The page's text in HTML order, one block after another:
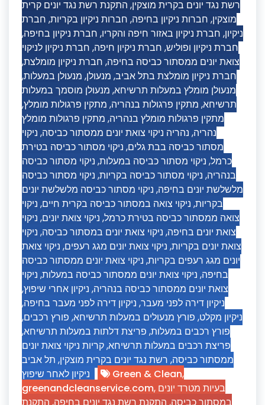
רשת נגד יונים בקרית מוצקין, התקנת רשת נגד יונים קרית
מוצקין, חברות ניקיון בחיפה, חברות ניקיון בקריות, חברת
ניקיון, חברת ניקיון באזור חיפה והקריו, חברת ניקיון בחיפה,
חברת ניקיון ופוליש, חברת ניקיון חיפה, חברת ניקיון לניקוי
צואת יונים ממסתור כביסה בחיפה, חברת ניקיון מומלצת,
חברת ניקיון מומלצת בתל אביב, מנעולן, מנעולן במעלות,
מנעולן מומלץ במעלות תרשיחא, מנעולן מוסמך במעלות
תרשיחא, מתקין פרגולות בנהריה, מתקין פרגולות מומלץ,
מתקין פרגולות מומלץ בנהריה, מתקין פרגולות מומלץ
נהריה, נהריה ניקוי צואת יונים ממסתור כביסה, ניקוי
מסתור כביסה בבת גלים, ניקוי מסתור כביסה בטירת
כרמל, ניקוי מסתור כביסה במעלות, ניקוי מסתור כביסה
בנהריה, ניקוי מסתור כביסה בקריות, ניקוי מסתור כביסה
מלשלשת יונים בחיפה, ניקוי מסתור כביסה מלשלשת יונים
בקריות, ניקוי צואה במסתור כביסה בקרית חיים, ניקוי
צואה ממסתור כביסה בטירת כרמל, ניקוי צואת יונים, ניקוי
צואת יונים בחיפה, ניקוי צואת יונים במסתור כביסה, ניקוי
צואת יונים בקריות, ניקוי צואת יונים מגג רעפים, ניקוי צואת
יונים מגג רעפים בקריות, ניקוי צואת יונים ממסתור כביסה
בחיפה, ניקוי צואת יונים ממסתור כביסה במעלות, ניקוי
צואת יונים ממסתור כביסה בנהריה, ניקיון אחרי שיפוץ,
ניקיון דירה לפני מעבר, ניקיון דירה לפני מעבר בחיפה,
ניקיון מקלט, פורץ מנעולים במעלות תרשיחא, פורץ רכבים,
פורץ רכבים במעלות, פריצת דלתות במעלות תרשיחא,
פריצת רכבים במעלות תרשיחא,קריות ניקוי צואת יונים
ממסתור כביסה, רשת נגד יונים בקרית מוצקין, תל אביב
ניקיון לאחר שיפוץ
Green & Clean,
greenandcleanservice.com, בעיות מטרד יונים